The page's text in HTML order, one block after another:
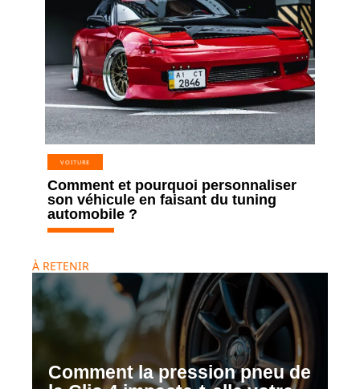
VOITURE
Comment et pourquoi personnaliser
son véhicule en faisant du tuning
automobile ?
À RETENIR
Comment la pression pneu de